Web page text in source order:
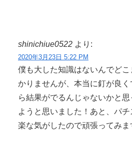
shinichiue0522 より:
2020年3月23日 5:22 PM
僕も大した知識はないんでど
かりませんが、本当に釘が良
ら結果がでるんじゃないかと
ようと思いました！あと、パ
楽な気がしたので頑張ってみま